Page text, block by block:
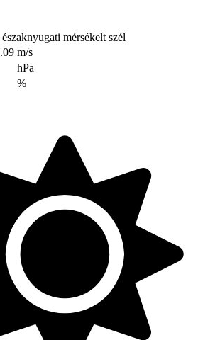
mérsékelt szél
m/s
hPa
%